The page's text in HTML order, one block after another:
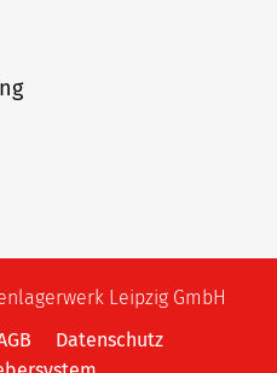
Leipzig GmbH
Datenschutz